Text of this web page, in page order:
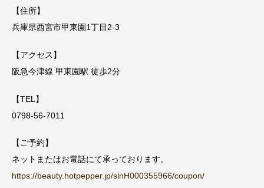
【住所】
兵庫県西宮市甲東園1丁目2-3
【アクセス】
阪急今津線 甲東園駅 徒歩2分
【TEL】
0798-56-7011
【ご予約】
ネットまたはお電話にて承っております。
https://beauty.hotpepper.jp/slnH000355966/coupon/